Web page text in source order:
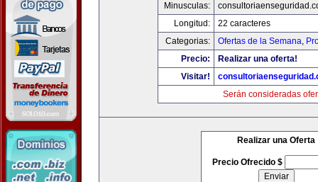
Minusculas:
Longitud:
22 caracteres
Categorias:
Ofertas de la Semana,
Precio:
Realizar una oferta!
Visitar!
Serán consideradas
Realizar una Oferta
Precio Ofrecido $